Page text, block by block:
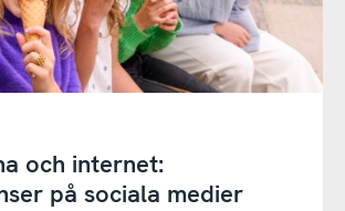
och internet:
på sociala medier